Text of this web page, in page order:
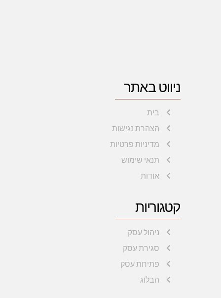
ניווט באתר
בית
הצהרת נגישות
מדיניות פרטיות
תנאי שימוש
אודות
קטגוריות
ניהול עסק
סגירת עסק
פתיחת עסק
הבלוג